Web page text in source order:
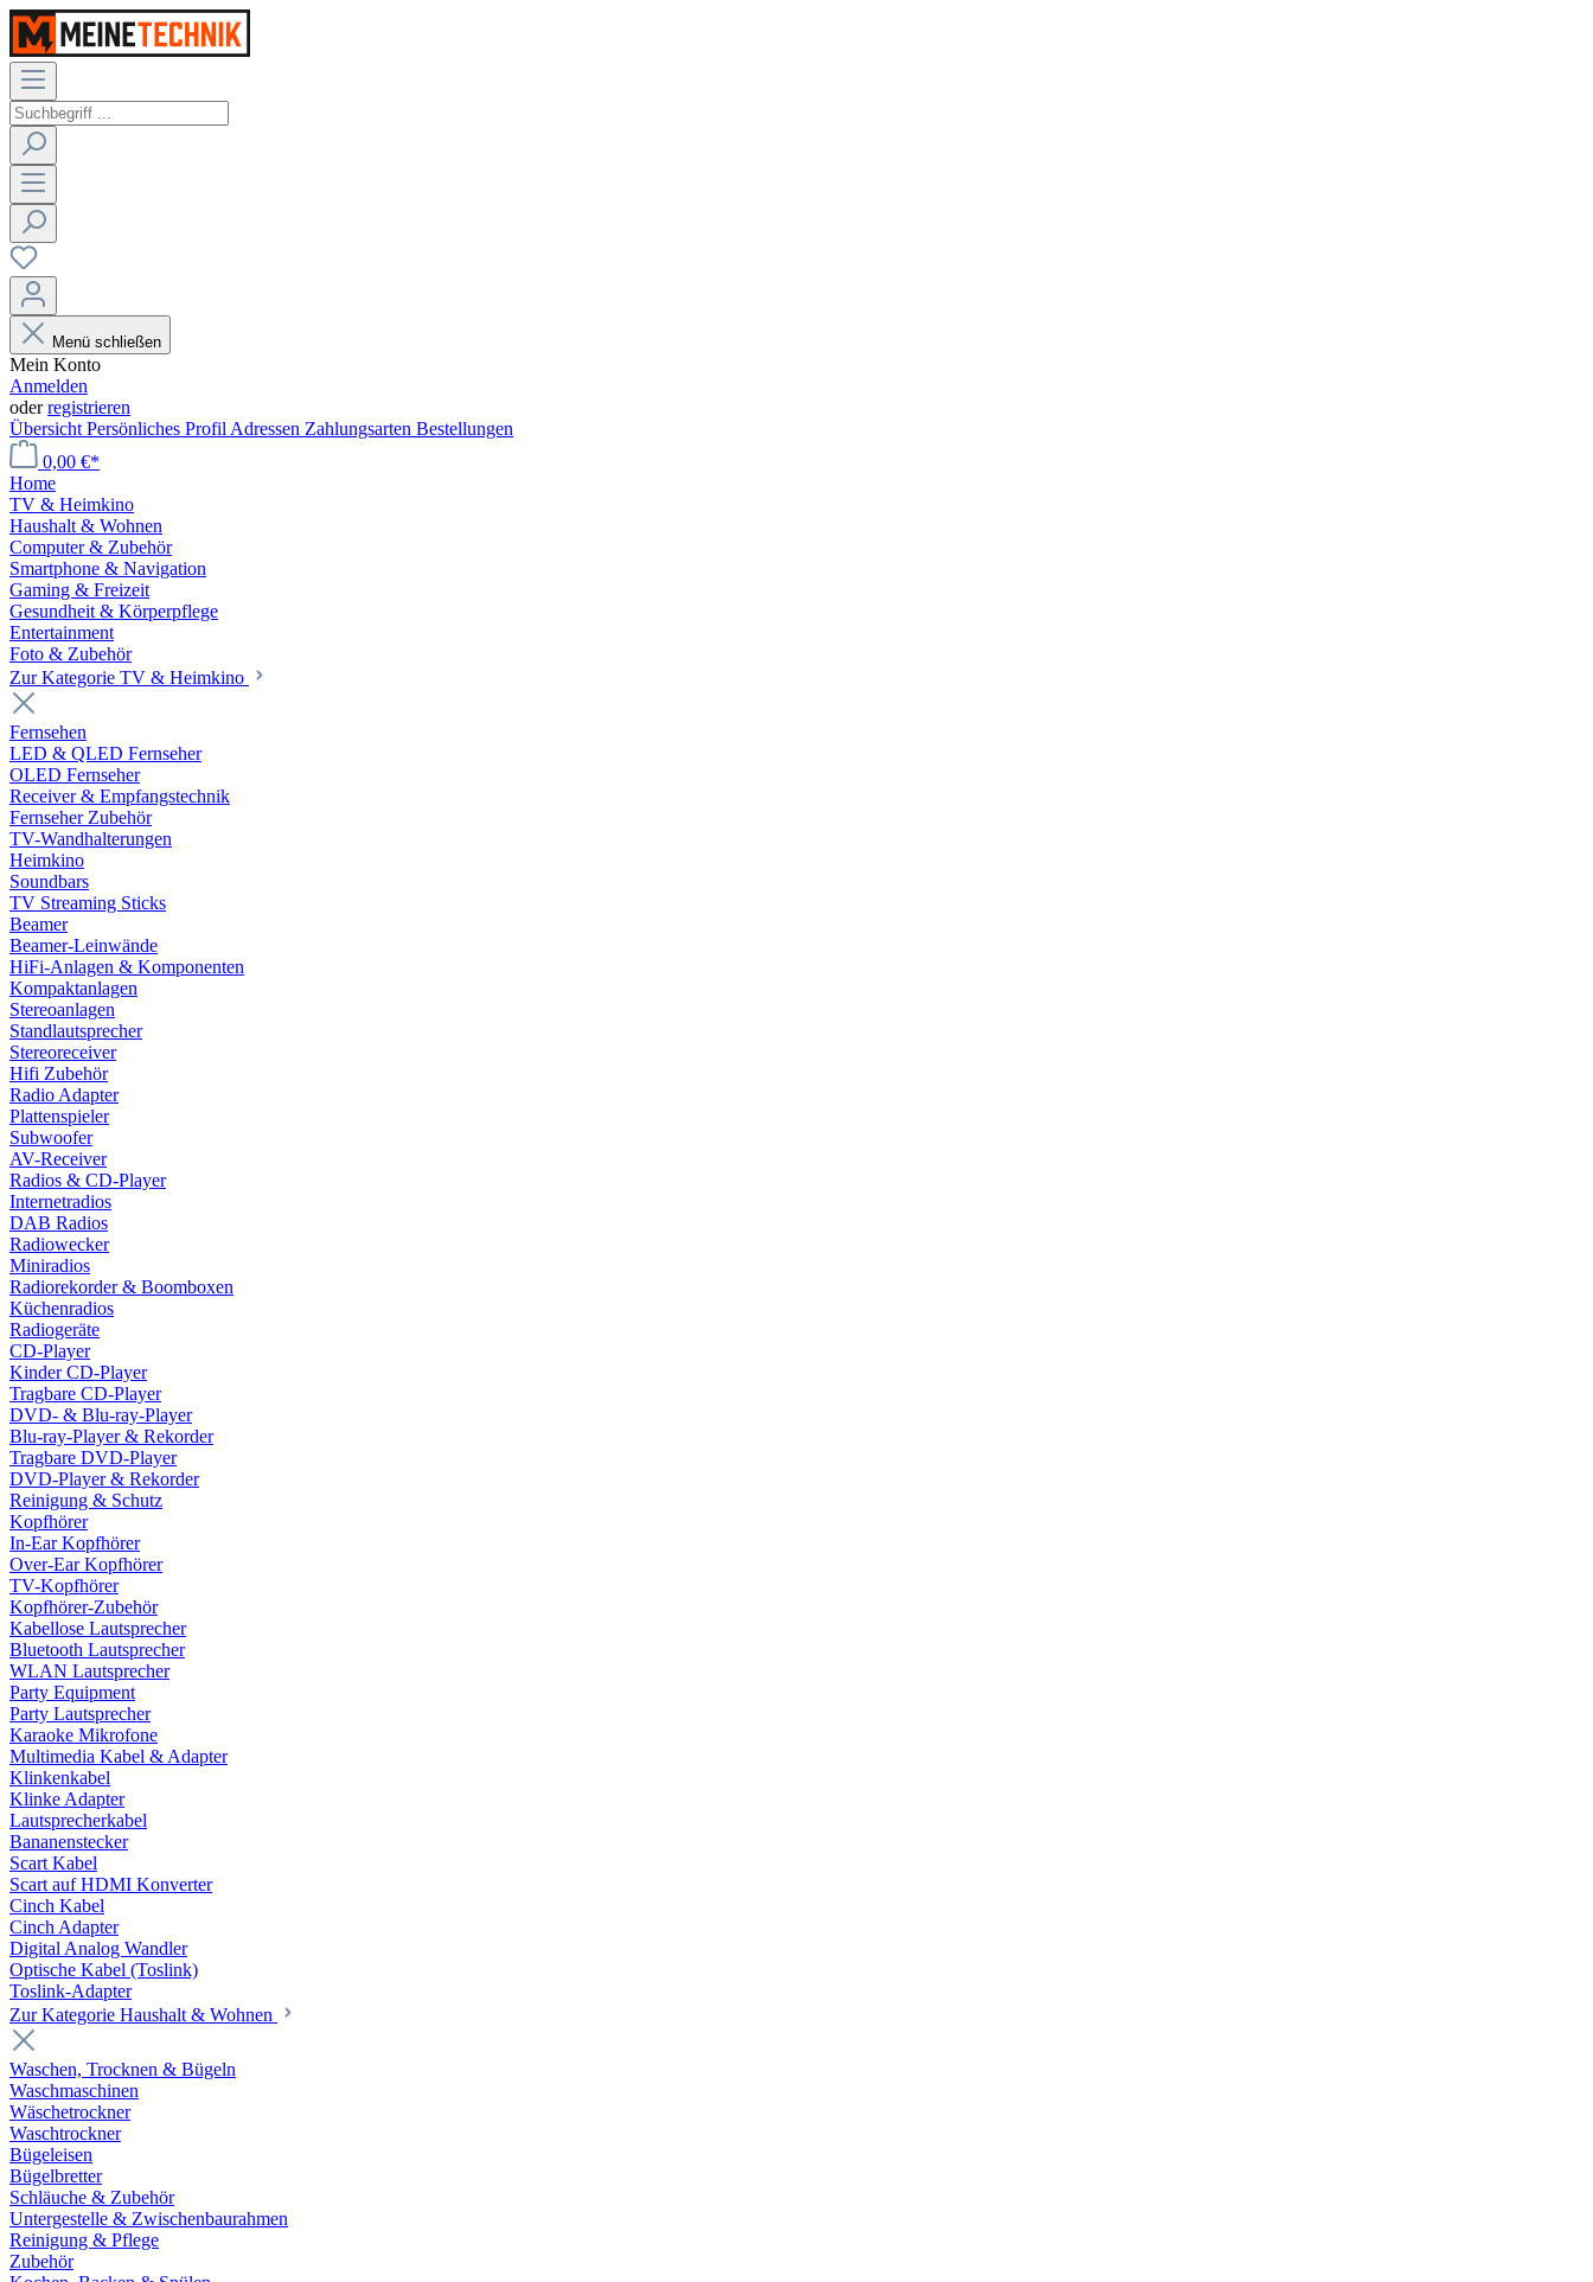
Menü schließen
Mein Konto
Anmelden
oderregistrieren
Übersicht Persönliches Profil Adressen Zahlungsarten Bestellungen
0,00 €*
Home
TV & Heimkino
Haushalt & Wohnen
Computer & Zubehör
Smartphone & Navigation
Gaming & Freizeit
Gesundheit & Körperpflege
Entertainment
Foto & Zubehör
Zur Kategorie TV & Heimkino
Fernsehen
LED & QLED Fernseher
OLED Fernseher
Receiver & Empfangstechnik
Fernseher Zubehör
TV-Wandhalterungen
Heimkino
Soundbars
TV Streaming Sticks
Beamer
Beamer-Leinwände
HiFi-Anlagen & Komponenten
Kompaktanlagen
Stereoanlagen
Standlautsprecher
Stereoreceiver
Hifi Zubehör
Radio Adapter
Plattenspieler
Subwoofer
AV-Receiver
Radios & CD-Player
Internetradios
DAB Radios
Radiowecker
Miniradios
Radiorekorder & Boomboxen
Küchenradios
Radiogeräte
CD-Player
Kinder CD-Player
Tragbare CD-Player
DVD- & Blu-ray-Player
Blu-ray-Player & Rekorder
Tragbare DVD-Player
DVD-Player & Rekorder
Reinigung & Schutz
Kopfhörer
In-Ear Kopfhörer
Over-Ear Kopfhörer
TV-Kopfhörer
Kopfhörer-Zubehör
Kabellose Lautsprecher
Bluetooth Lautsprecher
WLAN Lautsprecher
Party Equipment
Party Lautsprecher
Karaoke Mikrofone
Multimedia Kabel & Adapter
Klinkenkabel
Klinke Adapter
Lautsprecherkabel
Bananenstecker
Scart Kabel
Scart auf HDMI Konverter
Cinch Kabel
Cinch Adapter
Digital Analog Wandler
Optische Kabel (Toslink)
Toslink-Adapter
Zur Kategorie Haushalt & Wohnen
Waschen, Trocknen & Bügeln
Waschmaschinen
Wäschetrockner
Waschtrockner
Bügeleisen
Bügelbretter
Schläuche & Zubehör
Untergestelle & Zwischenbaurahmen
Reinigung & Pflege
Zubehör